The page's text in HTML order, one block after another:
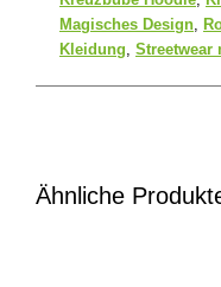
Magisches Design
Kleidung Streetwear
Ähnliche